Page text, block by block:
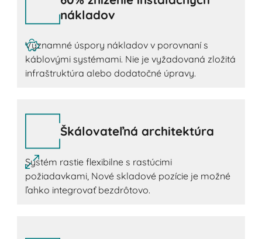
nákladov
Významné úspory nákladov v porovnaní s
káblovými systémami. Nie je vyžadovaná zložitá
infraštruktúra alebo dodatočné úpravy.
Škálovateľná architektúra
Systém rastie flexibilne s rastúcimi
požiadavkami, Nové skladové pozície je možné
ľahko integrovať bezdrôtovo.